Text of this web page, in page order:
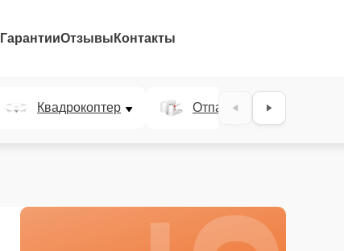
ГарантииОтзывы Контакты
Квадрокоптер Отпариватель